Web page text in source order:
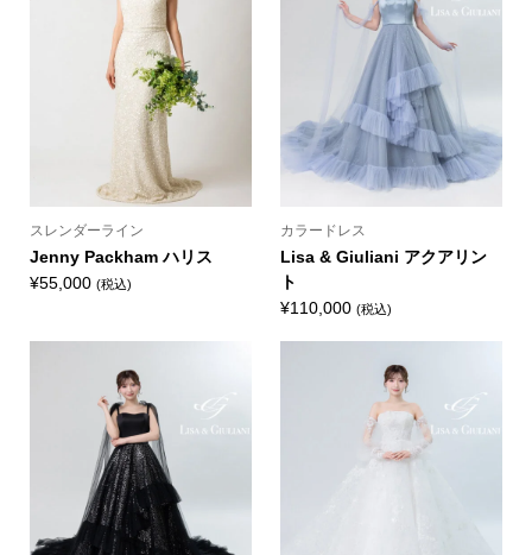
スレンダーライン
Jenny Packham ハリス
¥55,000 (税込)
カラードレス
Lisa & Giuliani アクアリン
ト
¥110,000 (税込)